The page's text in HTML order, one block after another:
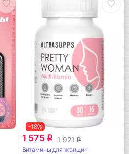
-18%
1 575 q 1 921q
Витамины для женщин